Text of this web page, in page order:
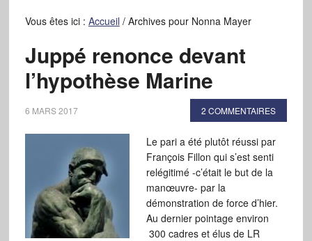
Vous êtes ici : Accueil /Archives pour Nonna Mayer
Juppé renonce devant
l’hypothèse Marine
6 MARS 2017 2 COMMENTAIRES
Le pari a été plutôt réussi par
François Fillon qui s’est senti
relégitimé -c’était le but de la
manœuvre- par la
démonstration de force d’hier.
Au dernier pointage environ
300 cadres et élus de LR